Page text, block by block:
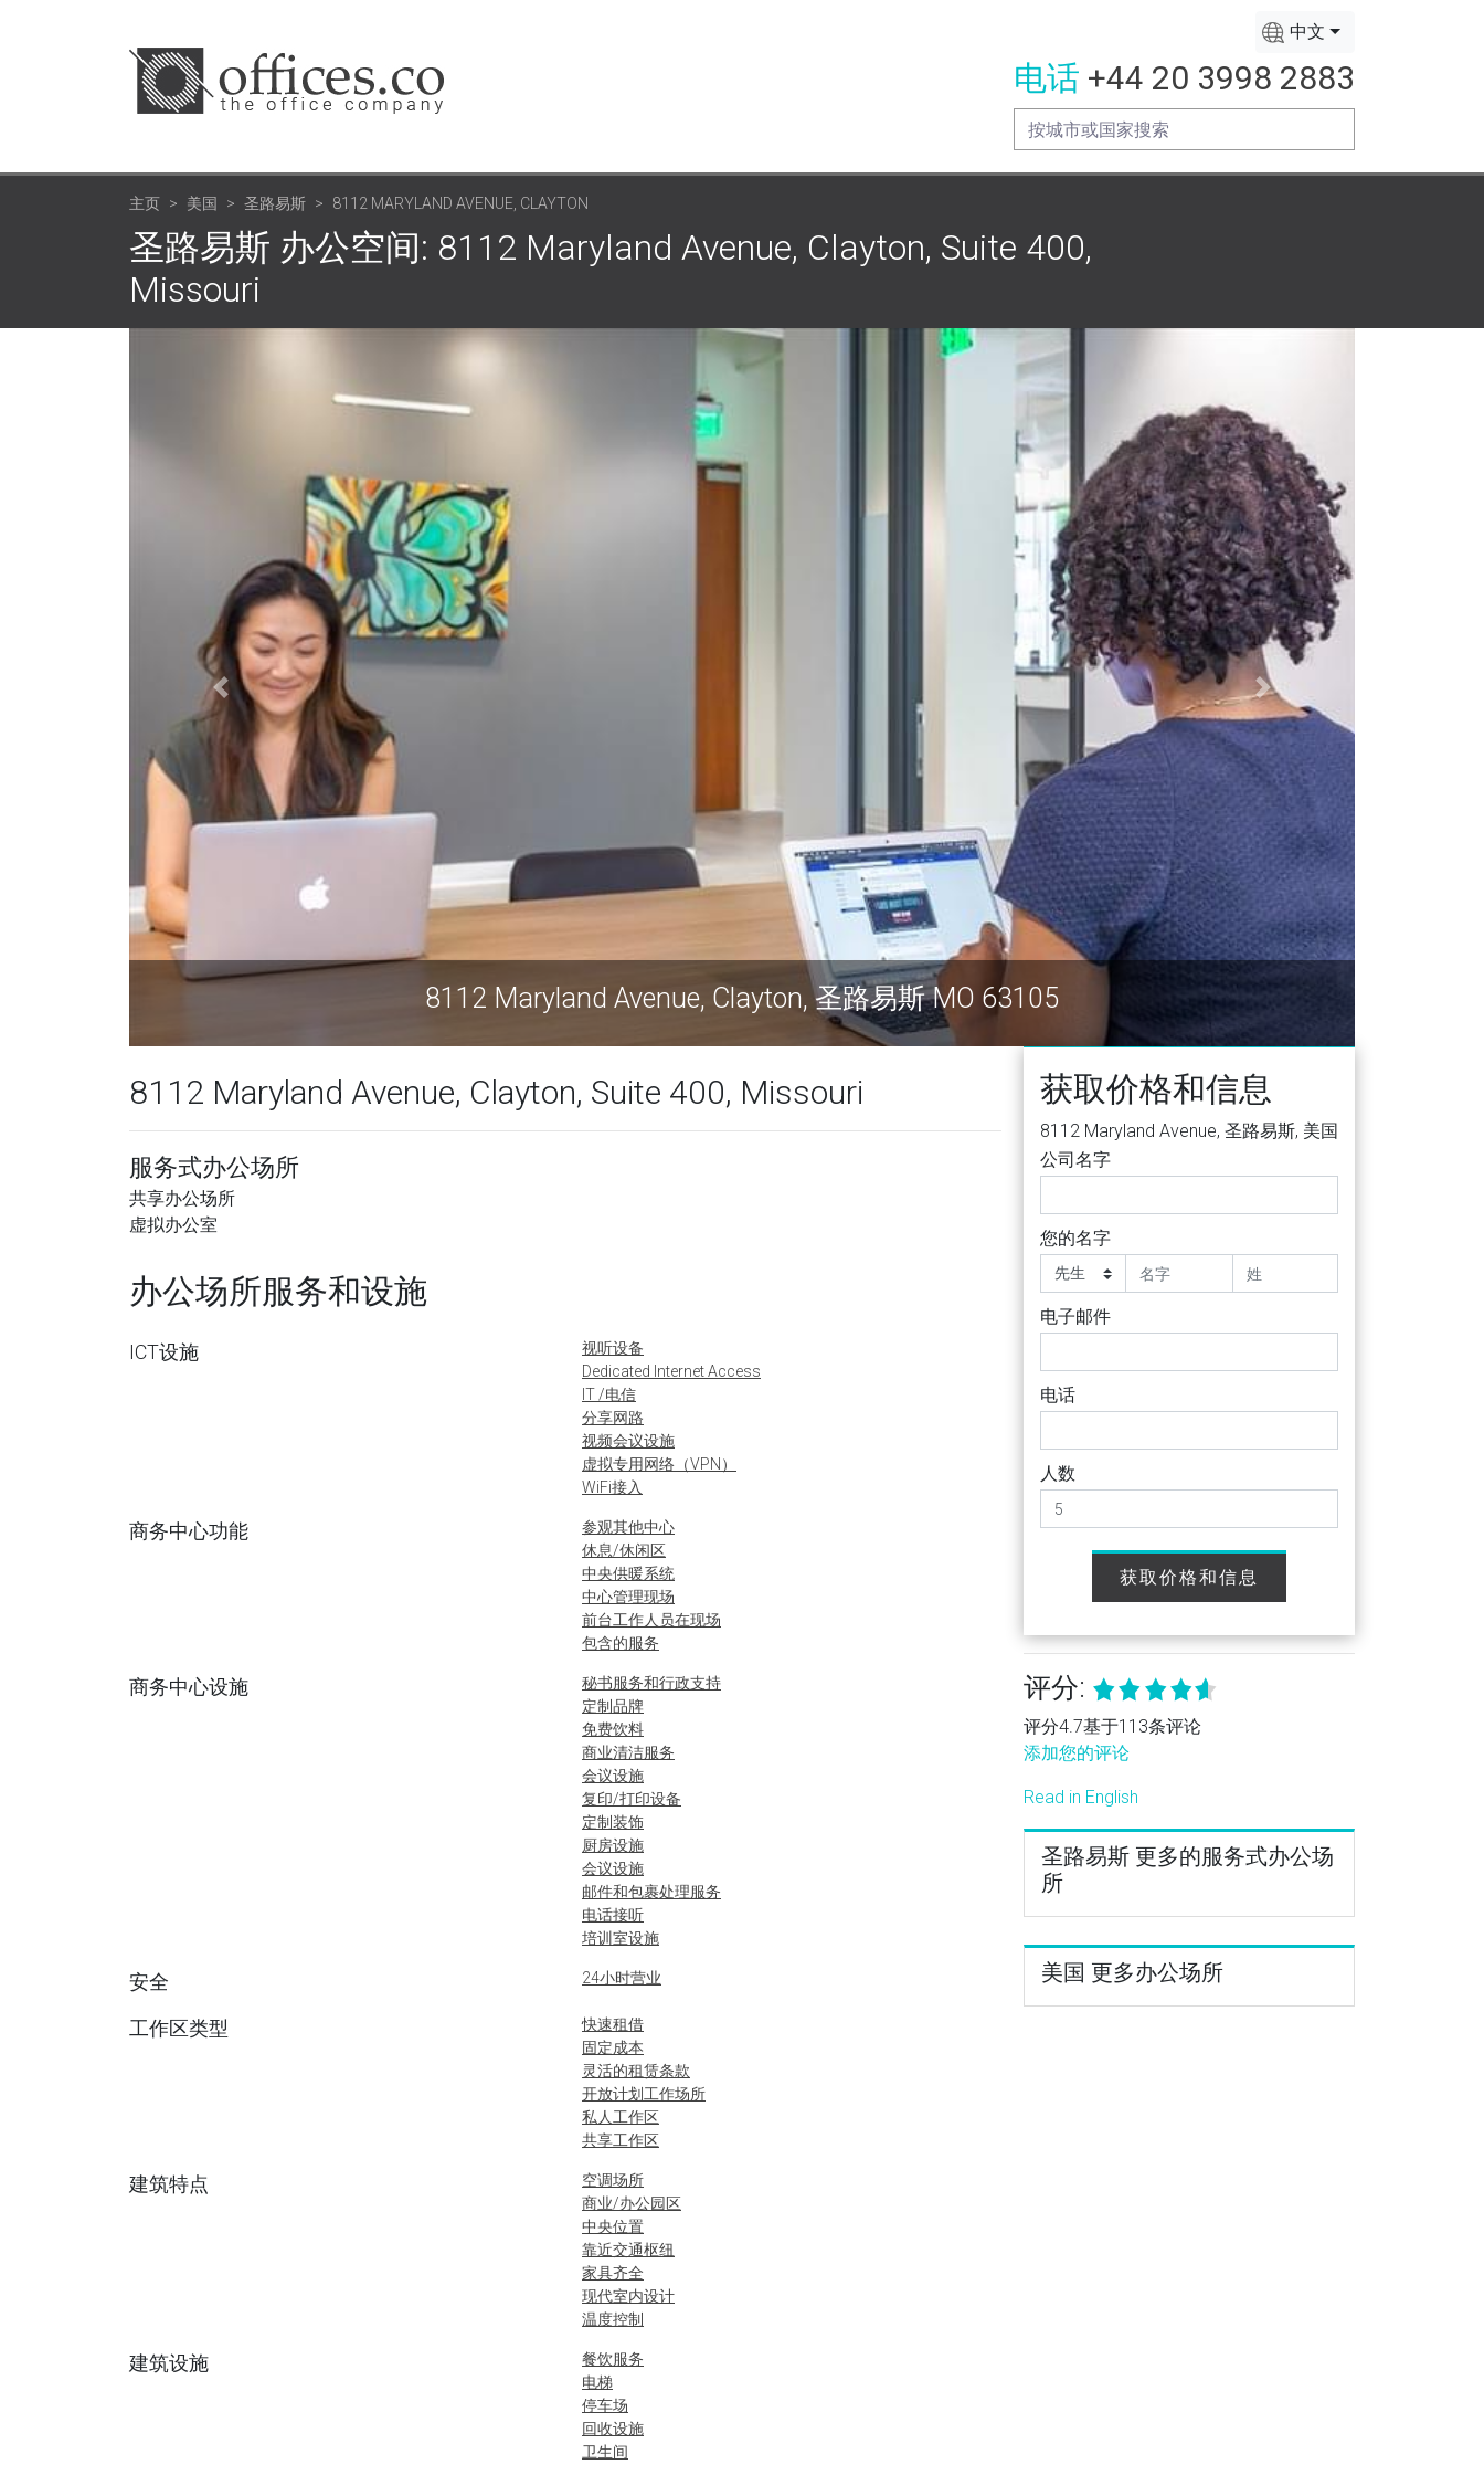
中文
电话 +44 20 3998 2883
主页 美国 圣路易斯 8112 MARYLAND AVENUE, CLAYTON
圣路易斯 办公空间: 8112 Maryland Avenue, Clayton, Suite 400,
Missouri
8112 Maryland Avenue, Clayton, 圣路易斯 MO 63105
8112 Maryland Avenue, Clayton, Suite 400, Missouri
服务式办公场所
共享办公场所
虚拟办公室
办公场所服务和设施
ICT设施
视听设备
Dedicated Internet Access
IT /电信
分享网路
视频会议设施
虚拟专用网络（VPN）
WiFi接入
商务中心功能
参观其他中心
休息/休闲区
中央供暖系统
中心管理现场
前台工作人员在现场
包含的服务
商务中心设施
秘书服务和行政支持
定制品牌
免费饮料
商业清洁服务
会议设施
复印/打印设备
定制装饰
厨房设施
会议设施
邮件和包裹处理服务
电话接听
培训室设施
安全 24小时营业
工作区类型
快速租借
固定成本
灵活的租赁条款
开放计划工作场所
私人工作区
共享工作区
建筑特点
空调场所
商业/办公园区
中央位置
靠近交通枢纽
家具齐全
现代室内设计
温度控制
建筑设施
餐饮服务
电梯
停车场
回收设施
卫生间
获取价格和信息
8112 Maryland Avenue, 圣路易斯, 美国
公司名字
您的名字
电子邮件
电话
人数
获取价格和信息
评分:
评分4.7基于113条评论
添加您的评论
Read in English
圣路易斯 更多的服务式办公场
所
美国 更多办公场所